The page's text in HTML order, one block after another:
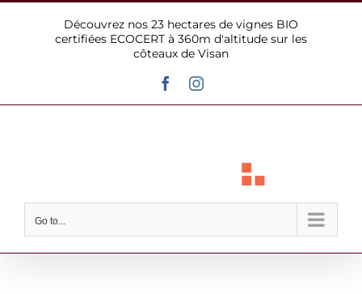
Découvrez nos 23 hectares de vignes BIO
certifiées ECOCERT à 360m d'altitude sur les
côteaux de Visan
FacebookInstagram
Go to...